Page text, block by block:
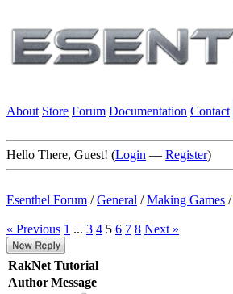
About Store Forum Documentation Contact
Hello There, Guest! (Login — Register)
Esenthel Forum /General /Making Games /
« Previous 1 ... 3 4 5 6 7 8 Next »
RakNet Tutorial
AuthorMessage